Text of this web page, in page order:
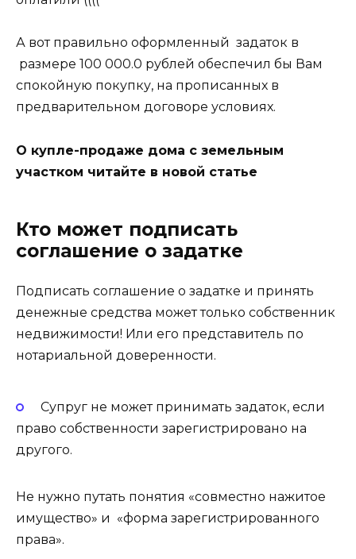
А вот правильно оформленный задаток в
размере 100 000.0 рублей обеспечил бы Вам
спокойную покупку, на прописанных в
предварительном договоре условиях.
О купле-продаже дома с земельным
участком читайте в новой статье
Кто может подписать
соглашение о задатке
Подписать соглашение о задатке и принять
денежные средства может только собственник
недвижимости! Или его представитель по
нотариальной доверенности.
Супруг не может принимать задаток, если
право собственности зарегистрировано на
другого.
Не нужно путать понятия «совместно нажитое
имущество» и «форма зарегистрированного
права».